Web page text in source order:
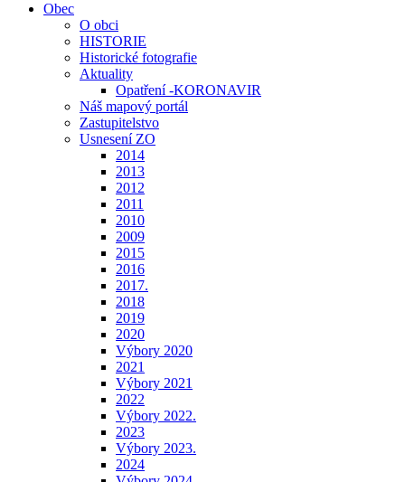
Obec
O obci
HISTORIE
Historické fotografie
Aktuality
Opatření -KORONAVIR
Náš mapový portál
Zastupitelstvo
Usnesení ZO
2014
2013
2012
2011
2010
2009
2015
2016
2017.
2018
2019
2020
Výbory 2020
2021
Výbory 2021
2022
Výbory 2022.
2023
Výbory 2023.
2024